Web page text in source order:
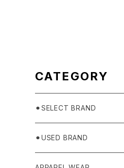
CATEGORY
⚫︎SELECT BRAND
BASICKS
⚫︎USED BRAND